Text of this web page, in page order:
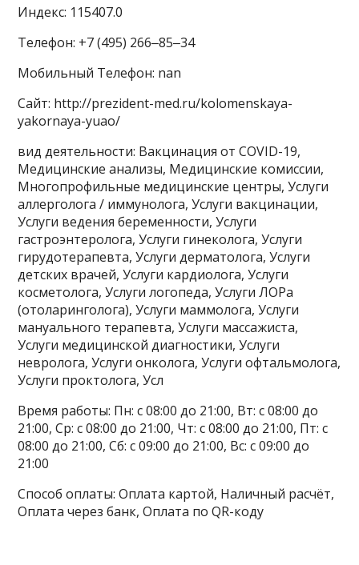
Индекс: 115407.0
Телефон: +7 (495) 266‒85‒34
Мобильный Телефон: nan
Сайт: http://prezident-med.ru/kolomenskaya-
yakornaya-yuao/
вид деятельности: Вакцинация от COVID-19,
Медицинские анализы, Медицинские комиссии,
Многопрофильные медицинские центры, Услуги
аллерголога / иммунолога, Услуги вакцинации,
Услуги ведения беременности, Услуги
гастроэнтеролога, Услуги гинеколога, Услуги
гирудотерапевта, Услуги дерматолога, Услуги
детских врачей, Услуги кардиолога, Услуги
косметолога, Услуги логопеда, Услуги ЛОРа
(отоларинголога), Услуги маммолога, Услуги
мануального терапевта, Услуги массажиста,
Услуги медицинской диагностики, Услуги
невролога, Услуги онколога, Услуги офтальмолога,
Услуги проктолога, Усл
Время работы: Пн: с 08:00 до 21:00, Вт: с 08:00 до
21:00, Ср: с 08:00 до 21:00, Чт: с 08:00 до 21:00, Пт: с
08:00 до 21:00, Сб: с 09:00 до 21:00, Вс: с 09:00 до
21:00
Способ оплаты: Оплата картой, Наличный расчёт,
Оплата через банк, Оплата по QR-коду